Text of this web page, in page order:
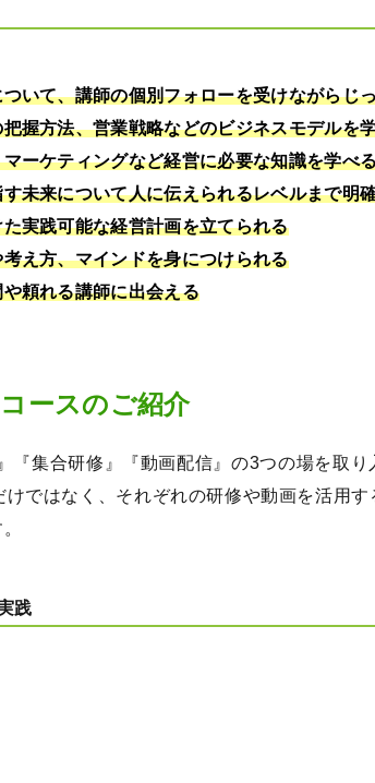
いて、講師の個別フォローを受けながらじ
握方法、営業戦略などのビジネスモデルを
ーケティングなど経営に必要な知識を学べ
未来について人に伝えられるレベルまで明
実践可能な経営計画を立てられる
え方、マインドを身につけられる
頼れる講師に出会える
ースのご紹介
『集合研修』『動画配信』の3つの場を取り
けではなく、それぞれの研修や動画を活用
践